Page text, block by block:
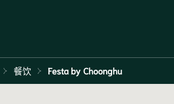
餐饮 Festa by Choonghu